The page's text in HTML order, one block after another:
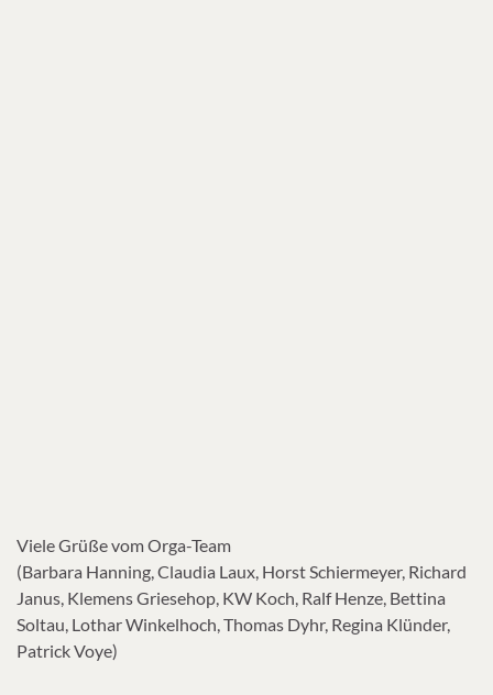
Viele Grüße vom Orga-Team
(Barbara Hanning, Claudia Laux, Horst Schiermeyer, Richard
Janus, Klemens Griesehop, KW Koch, Ralf Henze, Bettina
Soltau, Lothar Winkelhoch, Thomas Dyhr, Regina Klünder,
Patrick Voye)